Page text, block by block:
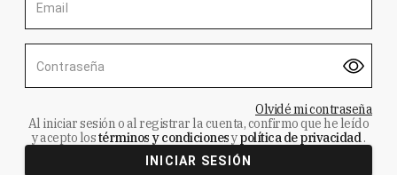
Email
Contraseña
Olvidé mi contraseña
Al iniciar sesión o al registrar la cuenta, confirmo que he leído
y acepto lostérminos y condicionesypolítica de privacidad.
INICIAR SESIÓN